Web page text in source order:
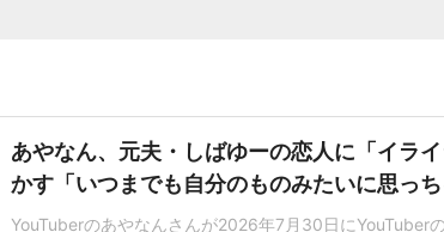
あやなん、元夫・しばゆーの恋人に「イラ
かす「いつまでも自分のものみたいに思っち
YouTuberのあやなんさんが2026年7月30日にYouTuber